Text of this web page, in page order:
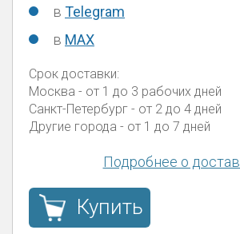
в Telegram
в MAX
Срок доставки:
Москва - от 1 до 3 рабочих дней
Санкт-Петербург - от 2 до 4 дней
Другие города - от 1 до 7 дней
Подробнее о
Купить